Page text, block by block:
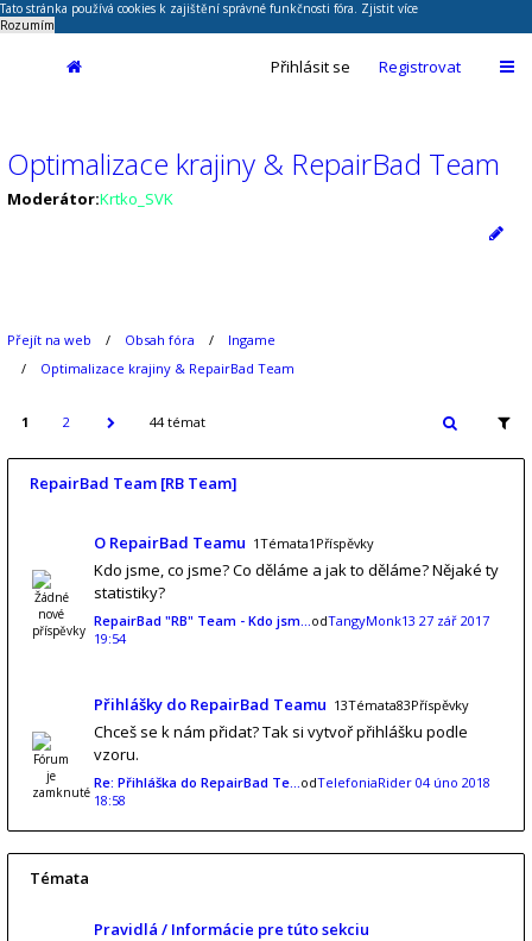
Tato stránka používá cookies k zajištění správné funkčnosti fóra. Zjistit více
Rozumím
Přihlásit se Registrovat
Optimalizace krajiny & RepairBad Team
Moderátor:Krtko_SVK
Přejít na web Obsah fóra
Ingame
Optimalizace krajiny & RepairBad Team
1 2 44 témat
RepairBad Team [RB Team]
O RepairBad Teamu 1Témata1Příspěvky
Kdo jsme, co jsme? Co děláme a jak to děláme? Nějaké ty
statistiky?
RepairBad "RB" Team - Kdo jsm…odTangyMonk13 27 zář 2017
19:54
Přihlášky do RepairBad Teamu 13Témata83Příspěvky
Chceš se k nám přidat? Tak si vytvoř přihlášku podle
vzoru.
Re: Přihláška do RepairBad Te…odTelefoniaRider 04 úno 2018
18:58
Témata
Pravidlá / Informácie pre túto sekciu